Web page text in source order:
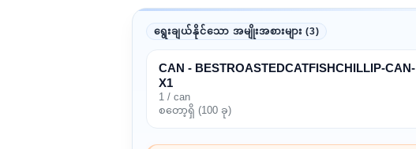
ရွေးချယ်နိုင်သော အမျိုးအစားများ (3)
CAN - BESTROASTEDCATFISHCHILLIP-CAN-
X1
1 / can
စတော့ရှိ (100 ခု)